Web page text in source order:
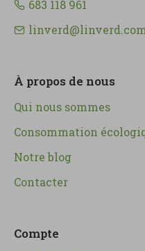
683 118 961
linverd@linverd.com
À propos de nous
Qui nous sommes
Consommation
Notre blog
Contacter
Compte